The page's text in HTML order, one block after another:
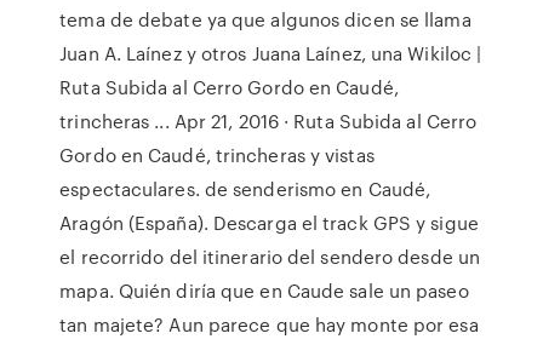
tema de debate ya que algunos dicen se llama
Juan A. Laínez y otros Juana Laínez, una Wikiloc |
Ruta Subida al Cerro Gordo en Caudé,
trincheras ... Apr 21, 2016 · Ruta Subida al Cerro
Gordo en Caudé, trincheras y vistas
espectaculares. de senderismo en Caudé,
Aragón (España). Descarga el track GPS y sigue
el recorrido del itinerario del sendero desde un
mapa. Quién diría que en Caude sale un paseo
tan majete? Aun parece que hay monte por esa